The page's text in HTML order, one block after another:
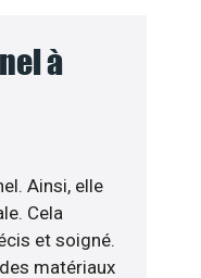
à
Ainsi, elle
Cela
et soigné.
matériaux